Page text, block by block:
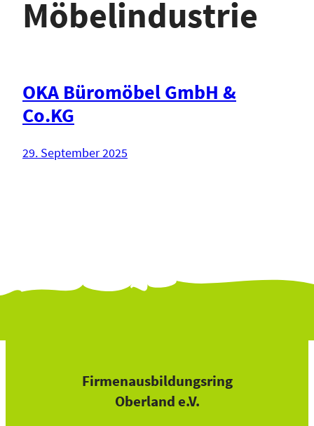
Möbelindustrie
OKA Büromöbel GmbH &
Co.KG
29. September 2025
Firmenausbildungsring
Oberland e.V.